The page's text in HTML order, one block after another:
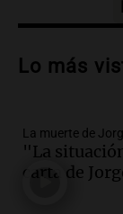
Audio.
Audio.
y cinco
un
Lo más
La muerte de
"La
carta de